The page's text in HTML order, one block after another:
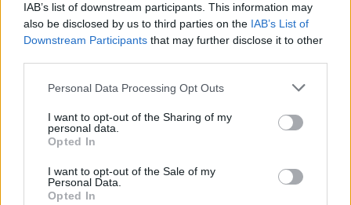
IAB’s list of downstream participants. This information may
also be disclosed by us to third parties on the IAB’s List of
Downstream Participants that may further disclose it to other
Please note that this website/app uses one or more Google
not limited to your visit or usage behaviour. You may click to
grant or deny consent to Google and its third-party tags to
use your data for below specified purposes in below Google
consent section.
Personal Data Processing Opt Outs
I want to opt-out of the Sharing of my
personal data.
Opted In
I want to opt-out of the Sale of my
Personal Data.
Opted In
A politikus jelölt akkor úgy nyilatkozott, hogy szerinte választási
beavatkozás történt, amiben akár a Fidesznek is szerepe
lehetett.